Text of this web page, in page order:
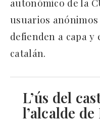
usuarios
defienden a capa y
catalán.
L’ús del
l’alcalde